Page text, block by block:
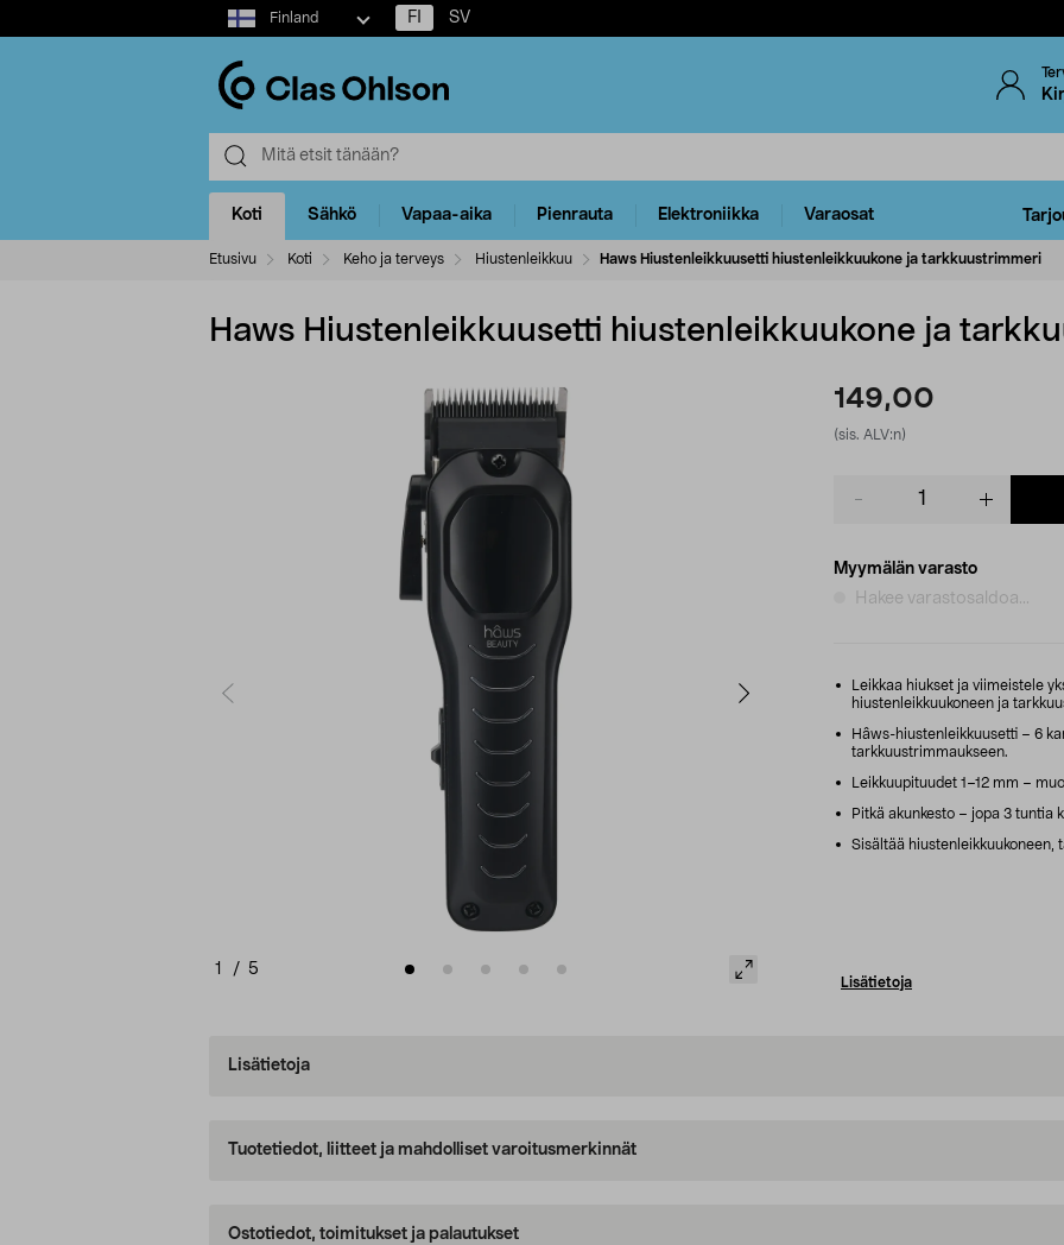
Select
market
Finland FI SV
Koti Sähkö Vapaa-aika Pienrauta Elektroniikka Varaosat
Etusivu Koti Keho ja terveys Hiustenleikkuu Haws Hiustenleikkuusetti hiustenleikkuukone ja tarkkuustrimmeri
Haws Hiustenleikkuusetti hiustenleikkuukone ja
1 / 5
149,00
(sis. ALV:n)
Myymälän varasto
Hakee varastosaldoa...
Leikkaa hiukset ja viimeistele
hiustenleikkuukoneen ja
Hâws-hiustenleikkuusetti – 6
tarkkuustrimmaukseen.
Leikkuupituudet 1–12 mm –
Pitkä akunkesto – jopa 3 tuntia
Sisältää hiustenleikkuukoneen,
Lisätietoja
Lisätietoja
Tuotetiedot, liitteet ja mahdolliset varoitusmerkinnät
Ostotiedot, toimitukset ja palautukset